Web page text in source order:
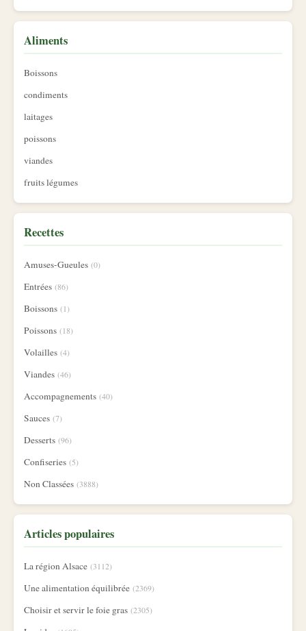
Aliments
Boissons
condiments
laitages
poissons
viandes
fruits légumes
Recettes
Amuses-Gueules (0)
Entrées (86)
Boissons (1)
Poissons (18)
Volailles (4)
Viandes (46)
Accompagnements (40)
Sauces (7)
Desserts (96)
Confiseries (5)
Non Classées (3888)
Articles populaires
La région Alsace (3112)
Une alimentation équilibrée (2369)
Choisir et servir le foie gras (2305)